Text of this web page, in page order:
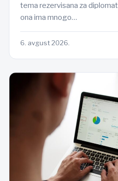
tema rezervisana za
ona ima mnogo…
6. avgust 2026.